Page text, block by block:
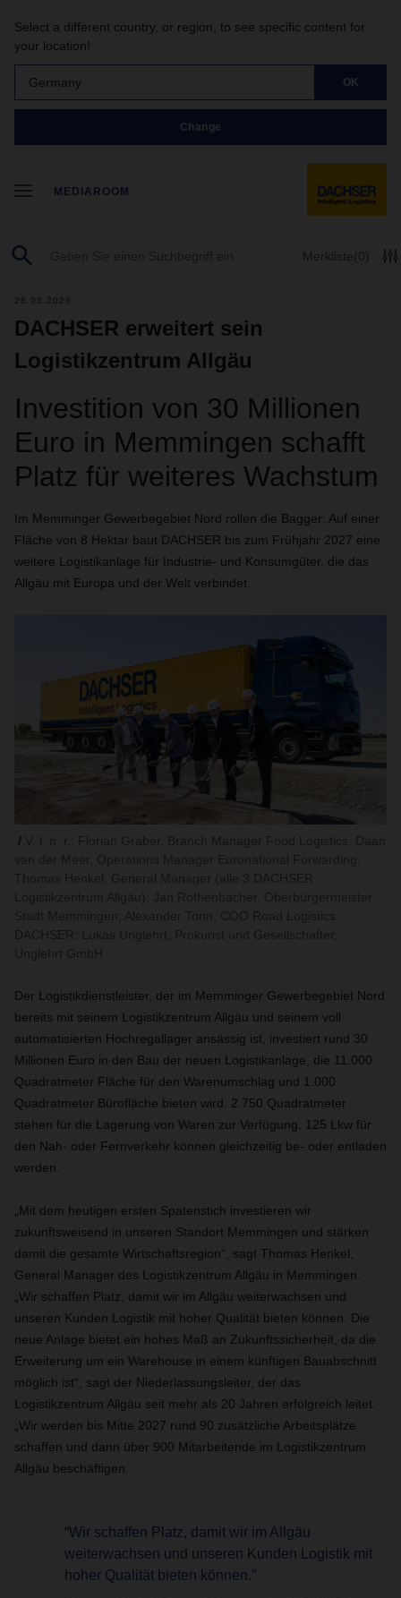
Select a different country, or region, to see specific content for
your location!
Germany OK
Change
MEDIAROOM
Merkliste(0)
26.05.2026
DACHSER erweitert sein
Logistikzentrum Allgäu
Investition von 30 Millionen
Euro in Memmingen schafft
Platz für weiteres Wachstum
Im Memminger Gewerbegebiet Nord rollen die Bagger: Auf einer
Fläche von 8 Hektar baut DACHSER bis zum Frühjahr 2027 eine
weitere Logistikanlage für Industrie- und Konsumgüter, die das
Allgäu mit Europa und der Welt verbindet.
Der Logistikdienstleister, der im Memminger Gewerbegebiet Nord
bereits mit seinem Logistikzentrum Allgäu und seinem voll
automatisierten Hochregallager ansässig ist, investiert rund 30
Millionen Euro in den Bau der neuen Logistikanlage, die 11.000
Quadratmeter Fläche für den Warenumschlag und 1.000
Quadratmeter Bürofläche bieten wird. 2.750 Quadratmeter
stehen für die Lagerung von Waren zur Verfügung. 125 Lkw für
den Nah- oder Fernverkehr können gleichzeitig be- oder entladen
werden.
„Mit dem heutigen ersten Spatenstich investieren wir
zukunftsweisend in unseren Standort Memmingen und stärken
damit die gesamte Wirtschaftsregion“, sagt Thomas Henkel,
General Manager des Logistikzentrum Allgäu in Memmingen.
„Wir schaffen Platz, damit wir im Allgäu weiterwachsen und
unseren Kunden Logistik mit hoher Qualität bieten können. Die
neue Anlage bietet ein hohes Maß an Zukunftssicherheit, da die
Erweiterung um ein Warehouse in einem künftigen Bauabschnitt
möglich ist“, sagt der Niederlassungsleiter, der das
Logistikzentrum Allgäu seit mehr als 20 Jahren erfolgreich leitet.
„Wir werden bis Mitte 2027 rund 90 zusätzliche Arbeitsplätze
schaffen und dann über 900 Mitarbeitende im Logistikzentrum
Allgäu beschäftigen.
“Wir schaffen Platz, damit wir im Allgäu
weiterwachsen und unseren Kunden Logistik mit
hoher Qualität bieten können.”